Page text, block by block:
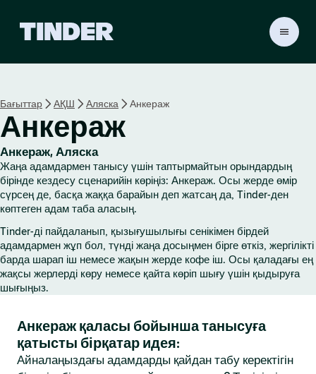
r
H
o
e
Бағыттар АҚШ Аляска Анкераж
Анкераж
Анкераж, Аляска
Жаңа адамдармен танысу үшін таптырмайтын орындардың
бірінде кездесу сценарийін көріңіз: Анкераж. Осы жерде өмір
сүрсең де, басқа жаққа барайын деп жатсаң да, Tinder-ден
көптеген адам таба аласың.
Tinder-ді пайдаланып, қызығушылығы сенікімен бірдей
адамдармен жұп бол, түнді жаңа досыңмен бірге өткіз, жергілікті
барда шарап іш немесе жақын жерде кофе іш. Осы қаладағы ең
жақсы жерлерді көру немесе қайта көріп шығу үшін қыдыруға
шығыңыз.
Анкераж қаласы бойынша танысуға
қатысты бірқатар идея:
Айналаңыздағы адамдарды қайдан табу керектігін